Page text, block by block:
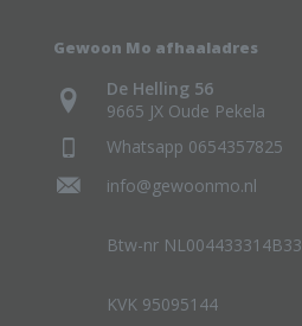
Gewoon Mo afhaaladres
De Helling 56
9665 JX Oude Pekela
Whatsapp 0654357825
info@gewoonmo.nl
Btw-nr NL004433314B33
KVK 95095144